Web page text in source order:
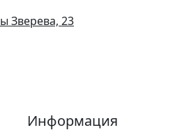
Зверева, 23
Информация